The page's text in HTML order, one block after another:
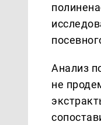
Анализ
не